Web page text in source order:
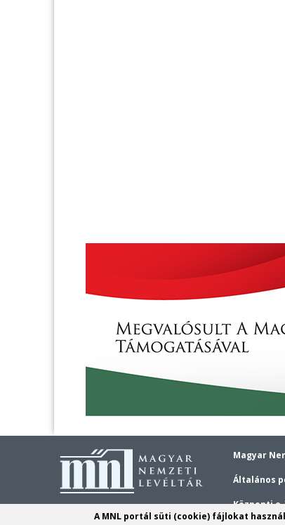
Magyar
Általános
Központi
A MNL portál süti (cookie) fájlokat